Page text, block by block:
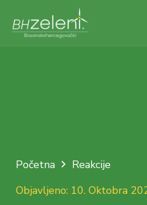
Početna
Reakcije
Objavljeno: 10. Oktobra